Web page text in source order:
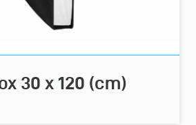
30 x 120 (cm)